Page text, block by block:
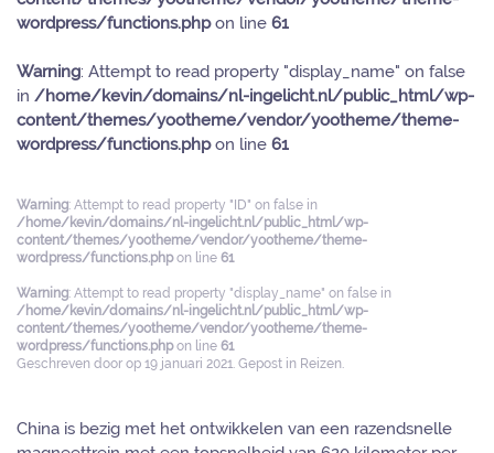
wordpress/functions.phpon line 61
Warning: Attempt to read property "display_name" on false
in /home/kevin/domains/nl-ingelicht.nl/public_html/wp-
content/themes/yootheme/vendor/yootheme/theme-
wordpress/functions.phpon line 61
Warning: Attempt to read property "ID" on false in
/home/kevin/domains/nl-ingelicht.nl/public_html/wp-
content/themes/yootheme/vendor/yootheme/theme-
wordpress/functions.phpon line 61
Warning: Attempt to read property "display_name" on false in
/home/kevin/domains/nl-ingelicht.nl/public_html/wp-
content/themes/yootheme/vendor/yootheme/theme-
wordpress/functions.phpon line 61
Geschreven door op 19 januari 2021. Gepost in Reizen.
China is bezig met het ontwikkelen van een razendsnelle